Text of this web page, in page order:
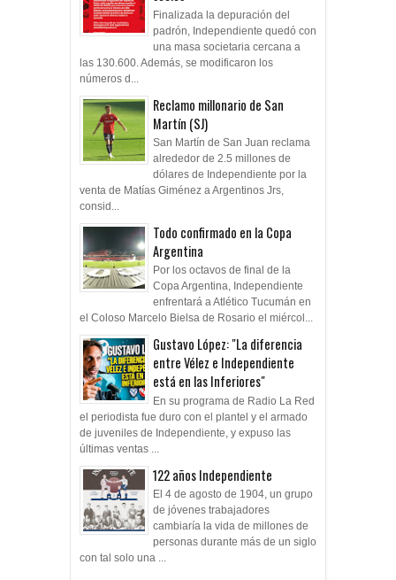
Finalizada la depuración del
padrón, Independiente quedó con
una masa societaria cercana a
las 130.600. Además, se modificaron los
números d...
Reclamo millonario de San
Martín (SJ)
San Martín de San Juan reclama
alrededor de 2.5 millones de
dólares de Independiente por la
venta de Matías Giménez a Argentinos Jrs,
consid...
Todo confirmado en la Copa
Argentina
Por los octavos de final de la
Copa Argentina, Independiente
enfrentará a Atlético Tucumán en
el Coloso Marcelo Bielsa de Rosario el miércol...
Gustavo López: "La diferencia
entre Vélez e Independiente
está en las Inferiores"
En su programa de Radio La Red
el periodista fue duro con el plantel y el armado
de juveniles de Independiente, y expuso las
últimas ventas ...
122 años Independiente
El 4 de agosto de 1904, un grupo
de jóvenes trabajadores
cambiaría la vida de millones de
personas durante más de un siglo
con tal solo una ...